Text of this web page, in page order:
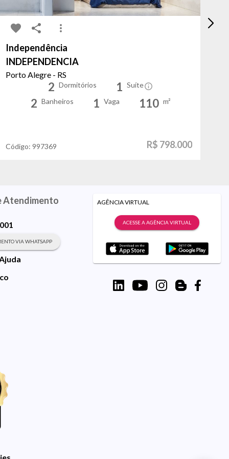
Independência
INDEPENDENCIA
Porto Alegre - RS
2 Dormitórios 1 Suíte
2 Banheiros 1 Vaga 110 m²
Código: 997369 R$ 798.000
Atendimento
VIA WHATSAPP
AGÊNCIA VIRTUAL
ACESSE A AGÊNCIA VIRTUAL